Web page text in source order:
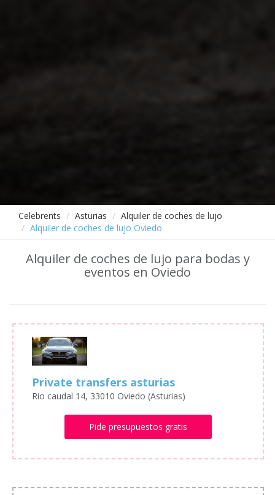
Celebrents Asturias
Alquiler de coches de lujo
Alquiler de coches de lujo Oviedo
Alquiler de coches de lujo para bodas y
eventos en Oviedo
Private transfers asturias
Rio caudal 14, 33010 Oviedo (Asturias)
Pide presupuestos gratis